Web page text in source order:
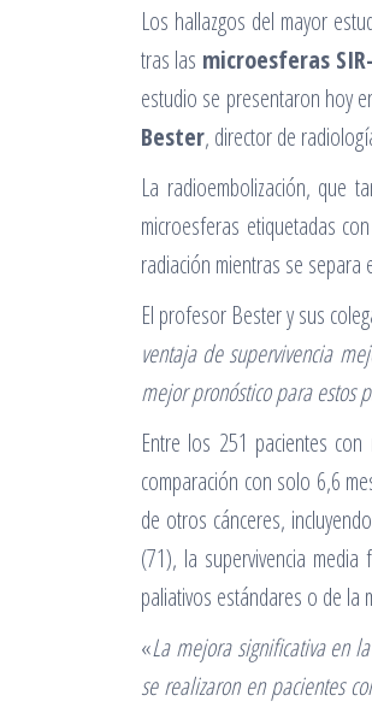
Los hallazgos del mayor
tras las microesferas
estudio se presentaron hoy
Bester, director de
La radioembolización, que
microesferas etiquetadas
radiación mientras se
El profesor Bester y sus
ventaja de supervivencia
mejor pronóstico para estos
Entre los 251 pacientes
comparación con solo 6,6
de otros cánceres,
(71), la supervivencia
paliativos estándares o de la
«La mejora significativa en
se realizaron en pacientes